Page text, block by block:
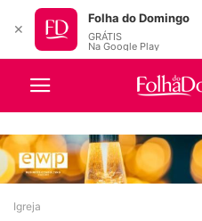
Igreja
✕
Folha do Domingo
GRÁTIS
Na Google Play